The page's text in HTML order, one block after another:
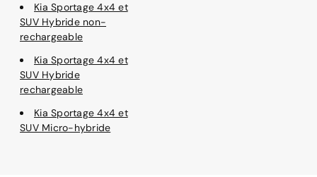
Kia Sportage 4x4 et
SUV Hybride non-
rechargeable
Kia Sportage 4x4 et
SUV Hybride
rechargeable
Kia Sportage 4x4 et
SUV Micro-hybride